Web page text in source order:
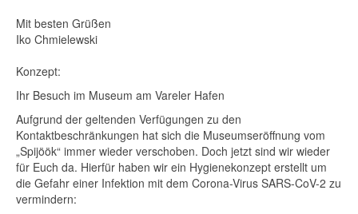
Mit besten Grüßen
Iko Chmielewski
Konzept:
Ihr Besuch im Museum am Vareler Hafen
Aufgrund der geltenden Verfügungen zu den
Kontaktbeschränkungen hat sich die Museumseröffnung vom
„Spijöök“ immer wieder verschoben. Doch jetzt sind wir wieder
für Euch da. Hierfür haben wir ein Hygienekonzept erstellt um
die Gefahr einer Infektion mit dem Corona-Virus SARS-CoV-2 zu
vermindern: